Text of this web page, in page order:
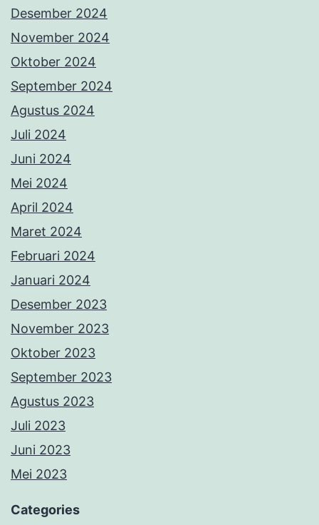
Desember 2024
November 2024
Oktober 2024
September 2024
Agustus 2024
Juli 2024
Juni 2024
Mei 2024
April 2024
Maret 2024
Februari 2024
Januari 2024
Desember 2023
November 2023
Oktober 2023
September 2023
Agustus 2023
Juli 2023
Juni 2023
Mei 2023
Categories